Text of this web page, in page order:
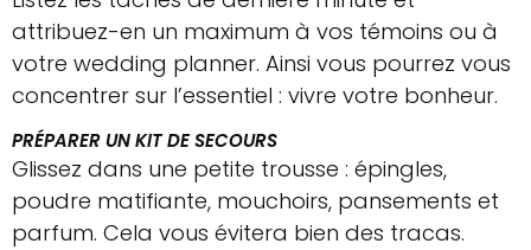
attribuez-en un maximum à vos témoins ou à
votre wedding planner. Ainsi vous pourrez vous
concentrer sur l’essentiel : vivre votre bonheur.
PRÉPARER UN KIT DE SECOURS
Glissez dans une petite trousse : épingles,
poudre matifiante, mouchoirs, pansements et
parfum. Cela vous évitera bien des tracas.